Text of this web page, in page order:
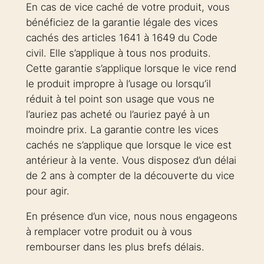
En cas de vice caché de votre produit, vous
bénéficiez de la garantie légale des vices
cachés des articles 1641 à 1649 du Code
civil. Elle s’applique à tous nos produits.
Cette garantie s’applique lorsque le vice rend
le produit impropre à l’usage ou lorsqu’il
réduit à tel point son usage que vous ne
l’auriez pas acheté ou l’auriez payé à un
moindre prix. La garantie contre les vices
cachés ne s’applique que lorsque le vice est
antérieur à la vente. Vous disposez d’un délai
de 2 ans à compter de la découverte du vice
pour agir.
En présence d’un vice, nous nous engageons
à remplacer votre produit ou à vous
rembourser dans les plus brefs délais.